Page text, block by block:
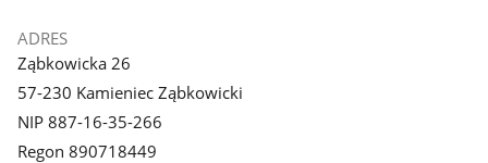
ADRES
Ząbkowicka 26
57-230 Kamieniec Ząbkowicki
NIP 887-16-35-266
Regon 890718449